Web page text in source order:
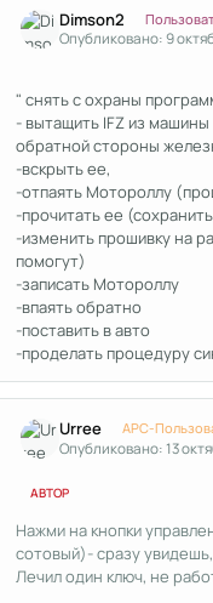
Dimson2
Опубликовано:9
" снять с охраны
- вытащить IFZ из
обратной стороны
-вскрыть ее,
-отпаять Мотороллу
-прочитать ее
-изменить прошивку на
помогут)
-записать Мотороллу
-впаять обратно
-поставить в авто
-проделать процедуру
Urree APC-
Опубликовано:13
АВТОР
Нажми на кнопки
сотовый)- сразу
Лечил один ключ, не